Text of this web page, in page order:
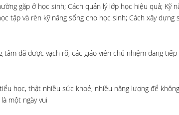
gặp ở học sinh; Cách quản lý lớp học hiệu quả; Kỹ
tập và rèn kỹ năng sống cho học sinh; Cách xây dựng
đã được vạch rõ, các giáo viên chủ nhiệm đang
học, thật nhiều sức khoẻ, nhiều năng lượng để
một ngày vui